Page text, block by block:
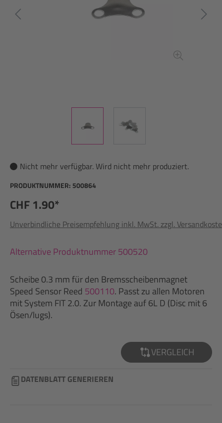
Nicht mehr verfügbar. Wird nicht mehr produziert.
PRODUKTNUMMER: 500864
CHF 1.90*
Unverbindliche Preisempfehlung inkl. MwSt. zzgl.
Alternative Produktnummer 500520
Scheibe 0.3 mm für den Bremsscheibenmagnet
Speed Sensor Reed 500110. Passt zu allen Motoren
mit System FIT 2.0. Zur Montage auf 6L D (Disc mit 6
Ösen/lugs).
VERGLEICH
DATENBLATT GENERIEREN